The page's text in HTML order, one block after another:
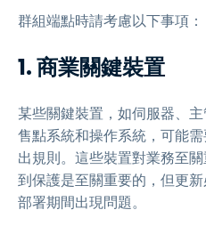
群組端點時請考慮以下事項：
1. 商業關鍵裝置
某些關鍵裝置，如伺服器、
售點系統和操作系統，可能
出規則。這些裝置對業務至
到保護是至關重要的，但更
部署期間出現問題。